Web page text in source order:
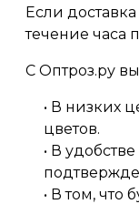
Если
течение часа
С Оптроз.ру
• В низких
цветов.
• В
• В том, что